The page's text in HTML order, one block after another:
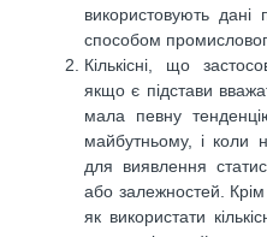
використовують дані
способом
Кількісні, що
якщо є підстави
мала певну
майбутньому, і коли
для виявлення
або залежностей. Крім
як використати